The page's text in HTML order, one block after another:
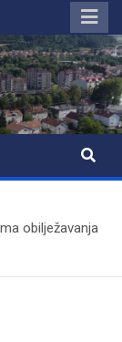
obilježavanja